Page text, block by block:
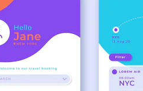
платформа для создания
лучших работ. Более 1 миллиона
среди креаторов,
агентств и студий.